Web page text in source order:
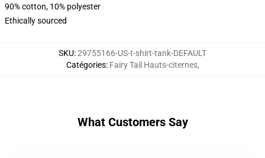
90% cotton, 10% polyester
Ethically sourced
SKU:29755166-US-t-shirt-tank-DEFAULT
Catégories: Fairy Tail Hauts-citernes,
What Customers Say